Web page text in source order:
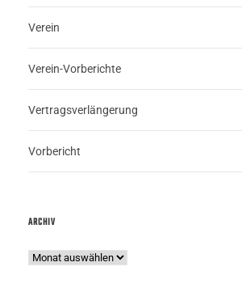
Verein
Verein-Vorberichte
Vertragsverlängerung
Vorbericht
ARCHIV